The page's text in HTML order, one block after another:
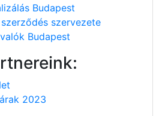
Budapest
szervezete
Budapest
2023